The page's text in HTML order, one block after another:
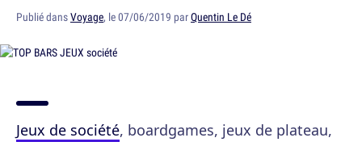
Publié dansVoyage, le 07/06/2019 parQuentin Le Dé
Jeux de société, boardgames, jeux de plateau,